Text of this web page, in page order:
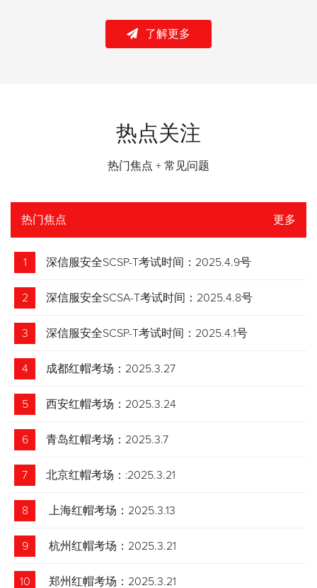
了解更多
热点关注
热门焦点 + 常见问题
热门焦点 更多
1 深信服安全SCSP-T考试时间：2025.4.9号
2 深信服安全SCSA-T考试时间：2025.4.8号
3 深信服安全SCSP-T考试时间：2025.4.1号
4 成都红帽考场：2025.3.27
5 西安红帽考场：2025.3.24
6 青岛红帽考场：2025.3.7
7 北京红帽考场：:2025.3.21
8 上海红帽考场：2025.3.13
9 杭州红帽考场：2025.3.21
10 郑州红帽考场：2025.3.21